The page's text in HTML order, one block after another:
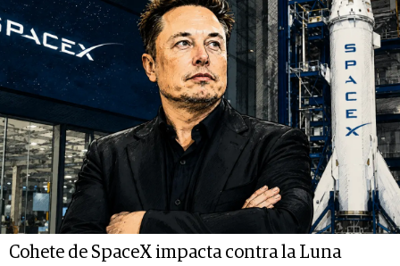
Cohete de SpaceX impacta contra la Luna